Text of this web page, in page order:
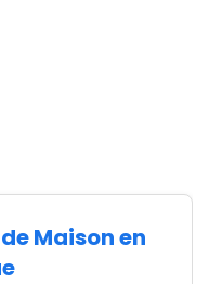
Maison en